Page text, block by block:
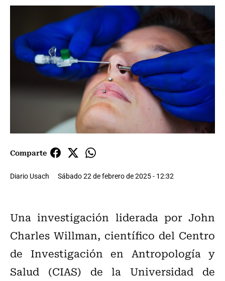
Comparte
Diario Usach Sábado 22 de febrero de 2025 - 12:32
Una investigación liderada por John
Charles Willman, científico del Centro
de Investigación en Antropología y
Salud (CIAS) de la Universidad de